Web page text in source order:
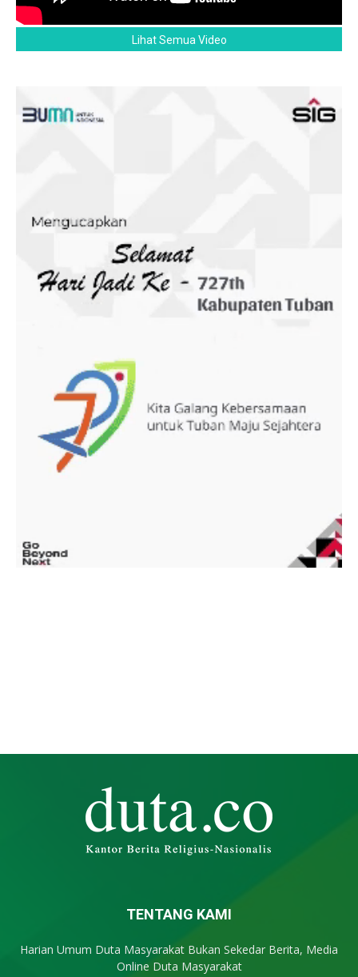
Lihat Semua Video
TENTANG KAMI
Harian Umum Duta Masyarakat Bukan Sekedar Berita, Media
Online Duta Masyarakat